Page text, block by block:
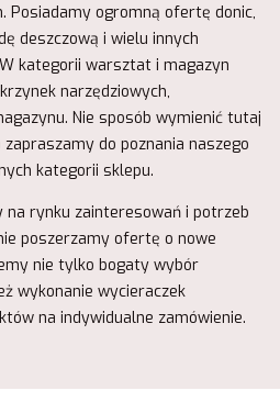
Posiadamy ogromną ofertę donic,
deszczową i wielu innych
kategorii warsztat i magazyn
narzędziowych,
Nie sposób wymienić tutaj
do poznania naszego
kategorii sklepu.
na rynku zainteresowań i potrzeb
poszerzamy ofertę o nowe
nie tylko bogaty wybór
wykonanie wycieraczek
na indywidualne zamówienie.